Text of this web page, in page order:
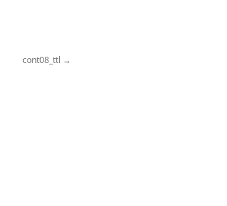
cont08_ttl